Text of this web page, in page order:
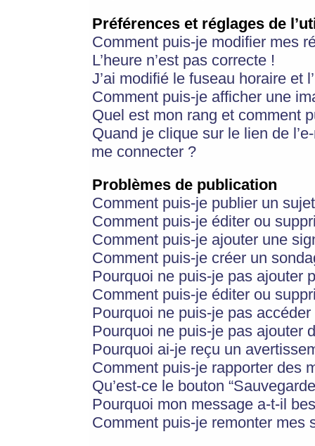
Préférences et réglages de
Comment puis-je modifier mes
L’heure n’est pas correcte !
J’ai modifié le fuseau horaire et
Comment puis-je afficher une
Quel est mon rang et comment
Quand je clique sur le lien de
me connecter ?
Problèmes de publication
Comment puis-je publier un
Comment puis-je éditer ou
Comment puis-je ajouter une
Comment puis-je créer un
Pourquoi ne puis-je pas ajouter
Comment puis-je éditer ou
Pourquoi ne puis-je pas
Pourquoi ne puis-je pas ajouter
Pourquoi ai-je reçu un
Comment puis-je rapporter des
Qu’est-ce le bouton
Pourquoi mon message a-t-il
Comment puis-je remonter mes